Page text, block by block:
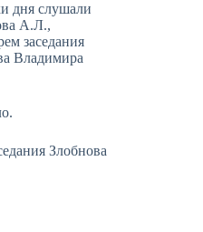
дня слушали
А.Л.,
заседания
Владимира
Злобнова